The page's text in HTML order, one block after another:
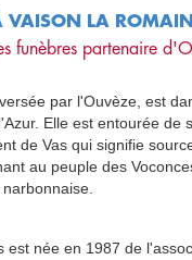
VAISON LA
funèbres partenaire d'
par l'Ouvèze, est
Elle est entourée de
de Vas qui signifie
au peuple des
est née en 1987 de